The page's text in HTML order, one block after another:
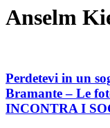
Anselm
Perdetevi in un
Bramante – Le
INCONTRA I